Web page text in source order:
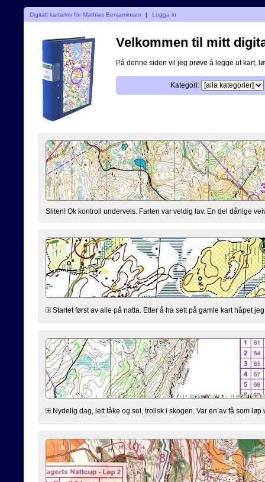
Digitalt kartarkiv för Mathias Benjaminsen | Logga in
Velkommen til mitt
På denne siden vil jeg prøve å legge ut kart,
Kategori:
Sliten! Ok kontroll underveis. Farten var veldig lav. En del dårlige
Startet først av alle på natta. Etter å ha sett på gamle kart håpet
Nydelig dag, lett tåke og sol, trollsk i skogen. Var en av få som